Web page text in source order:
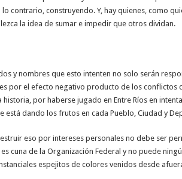
lo contrario, construyendo. Y, hay quienes, como
la idea de sumar e impedir que otros dividan.
y nombres que esto intenten no solo serán
por el efecto negativo producto de los conflictos
historia, por haberse jugado en Entre Ríos en
está dando los frutos en cada Pueblo, Ciudad y
eso por intereses personales no debe ser
es cuna de la Organización Federal y no puede
espejitos de colores venidos desde